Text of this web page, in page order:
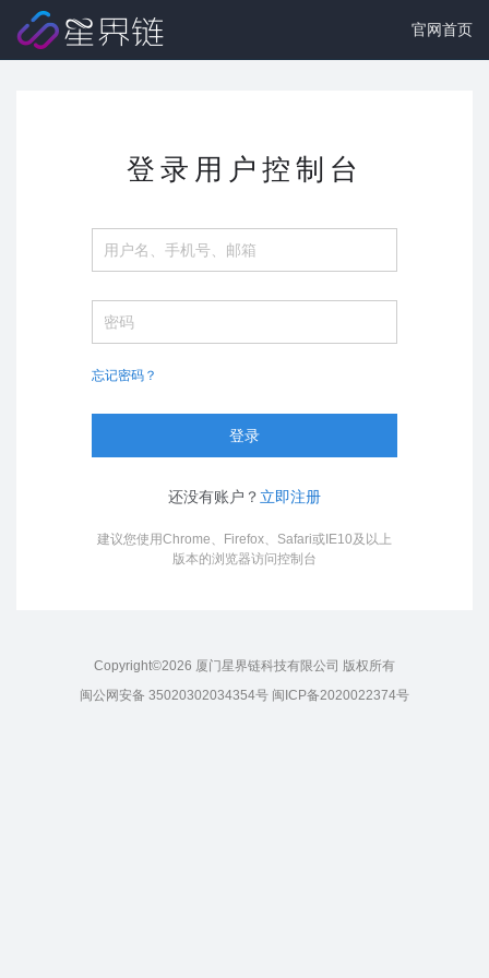
官网首页
登录用户控制台
忘记密码？
还没有账户？ 立即注册
建议您使用Chrome、Firefox、Safari或IE10及以上
版本的浏览器访问控制台
Copyright©2026 厦门星界链科技有限公司 版权所有
闽公网安备 35020302034354号 闽ICP备2020022374号